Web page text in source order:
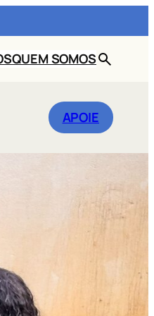
QUEM SOMOS BUSCAR
APOIE